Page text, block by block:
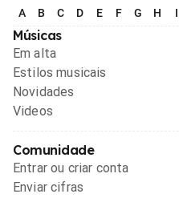
A B C D E F G H I
Músicas
Em alta
Estilos musicais
Novidades
Videos
Comunidade
Entrar ou criar conta
Enviar cifras